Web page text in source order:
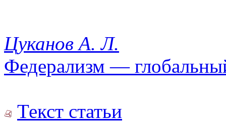
Цуканов А. Л.
Федерализм —
Текст статьи